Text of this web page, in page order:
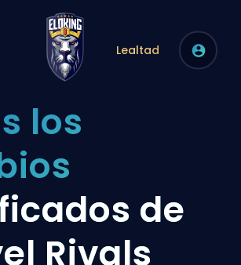
Lealtad
los
de
Rivals